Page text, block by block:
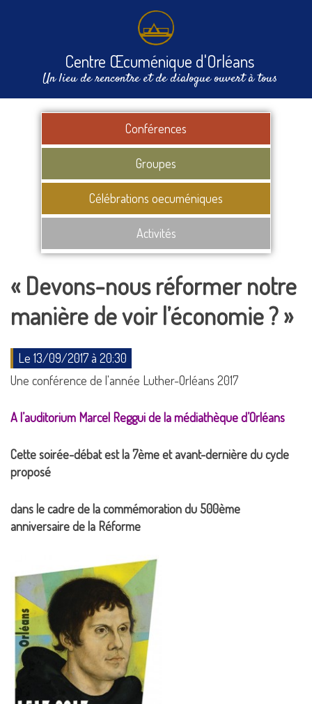
Centre Œcuménique d'Orléans
Un lieu de rencontre et de dialogue ouvert à tous
Conférences
Groupes
Célébrations oecuméniques
Activités
« Devons-nous réformer notre
manière de voir l’économie ? »
Le 13/09/2017 à 20:30
Une conférence de l'année Luther-Orléans 2017
A l’auditorium Marcel Reggui de la médiathèque d’Orléans
Cette soirée-débat est la 7ème et avant-dernière du cycle
proposé
dans le cadre de la commémoration du 500ème
anniversaire de la Réforme